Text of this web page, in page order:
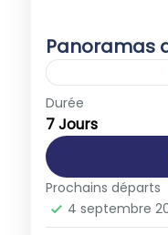
Panoramas
Europe
1-40 People
Durée
7 Jours
Prochains départs
4 septembre